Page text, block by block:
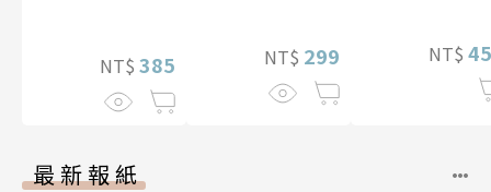
NT$ 385 NT$ 299 NT$
最新報紙